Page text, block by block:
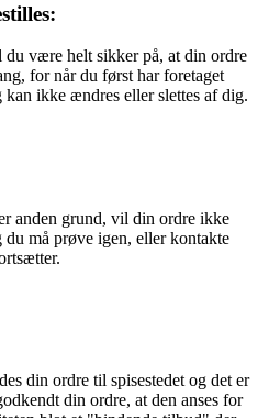
du være helt sikker på, at din ordre
for når du først har foretaget
ikke ændres eller slettes af dig.
anden grund, vil din ordre ikke
må prøve igen, eller kontakte
din ordre til spisestedet og det er
din ordre, at den anses for